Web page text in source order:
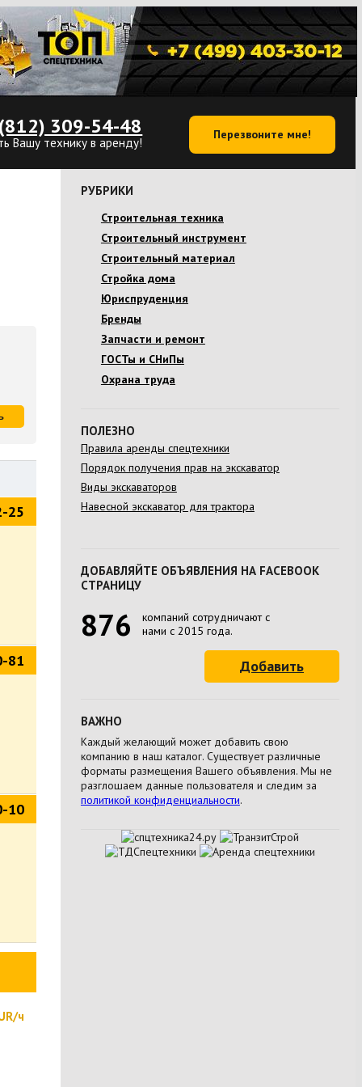
309-54-48
Вашу технику в аренду!
Перезвоните мне!
25
81
10
ч
РУБРИКИ
Строительная техника
Строительный инструмент
Строительный материал
Стройка дома
Юриспруденция
Бренды
Запчасти и ремонт
ГОСТы и СНиПы
Охрана труда
ПОЛЕЗНО
Правила аренды спецтехники
Порядок получения прав на экскаватор
Виды экскаваторов
Навесной экскаватор для трактора
ДОБАВЛЯЙТЕ ОБЪЯВЛЕНИЯ НА FACEBOOK
СТРАНИЦУ
876
компаний сотрудничают с
нами с 2015 года.
Добавить
ВАЖНО
Каждый желающий может добавить свою
компанию в наш каталог. Существует различные
форматы размещения Вашего объявления. Мы не
разглошаем данные пользователя и следим за
политикой конфиденциальности.